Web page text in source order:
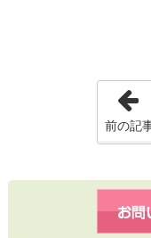
前の記